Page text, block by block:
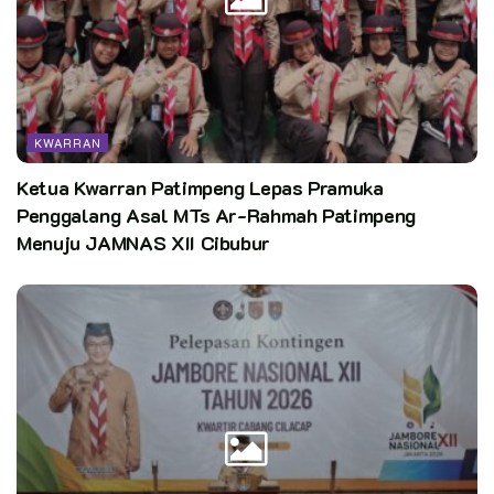
“Kita berharap semua elemen Pramuka terus bangkit dan maju
bersama, mengabdikan diri dan berbakti demi kemajuan
Gerakan Gramuka khususnya di Kota Solok”, ucap Kak
Ramadhani
Ia berharap nantinya akan muncul purna-purna Pramuka yang
KWARRAN
Ketua Kwarran Patimpeng Lepas Pramuka
Penggalang Asal MTs Ar-Rahmah Patimpeng
Menuju JAMNAS XII Cibubur